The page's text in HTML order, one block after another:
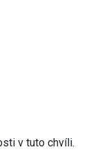
v tuto chvíli.